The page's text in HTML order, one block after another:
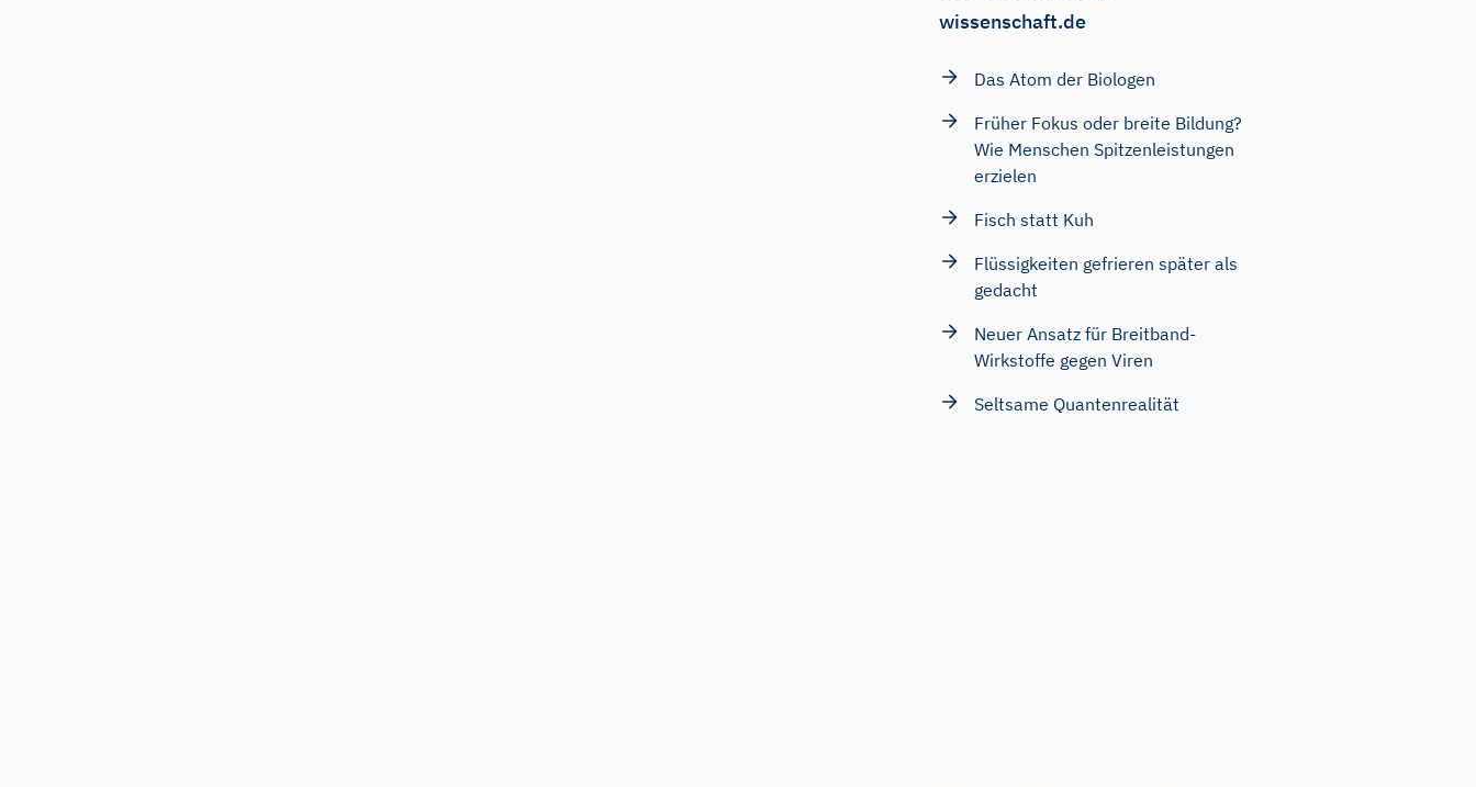
wissenschaft.de
Das Atom der Biologen
Früher Fokus oder breite Bildung?
Wie Menschen Spitzenleistungen
erzielen
Fisch statt Kuh
Flüssigkeiten gefrieren später als
gedacht
Neuer Ansatz für Breitband-
Wirkstoffe gegen Viren
Seltsame Quantenrealität